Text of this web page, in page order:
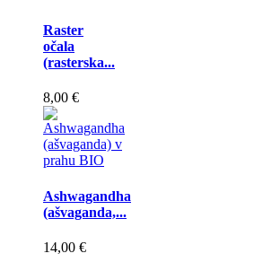
Raster
očala
(rasterska...
8,00 €
Ashwagandha
(ašvaganda,...
14,00 €